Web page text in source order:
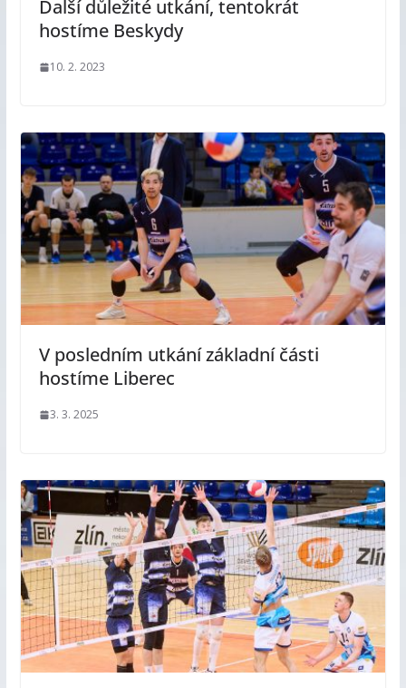
Další důležité utkání, tentokrát
hostíme Beskydy
10. 2. 2023
V posledním utkání základní části
hostíme Liberec
3. 3. 2025